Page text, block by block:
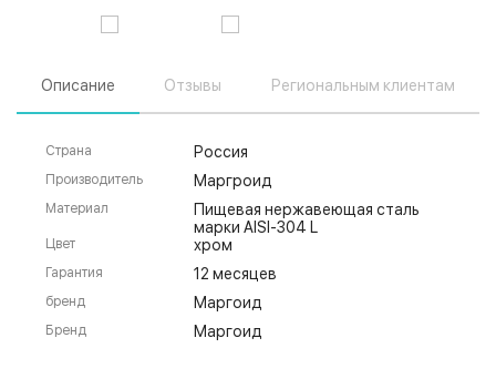
Описание Отзывы Региональным клиентам
Страна Россия
Производитель Маргроид
Материал
Пищевая нержавеющая сталь
марки AISI-304 L
Цвет хром
Гарантия 12 месяцев
бренд Маргоид
Бренд Маргоид